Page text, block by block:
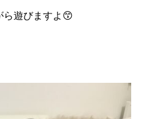
ら遊びますよ😙